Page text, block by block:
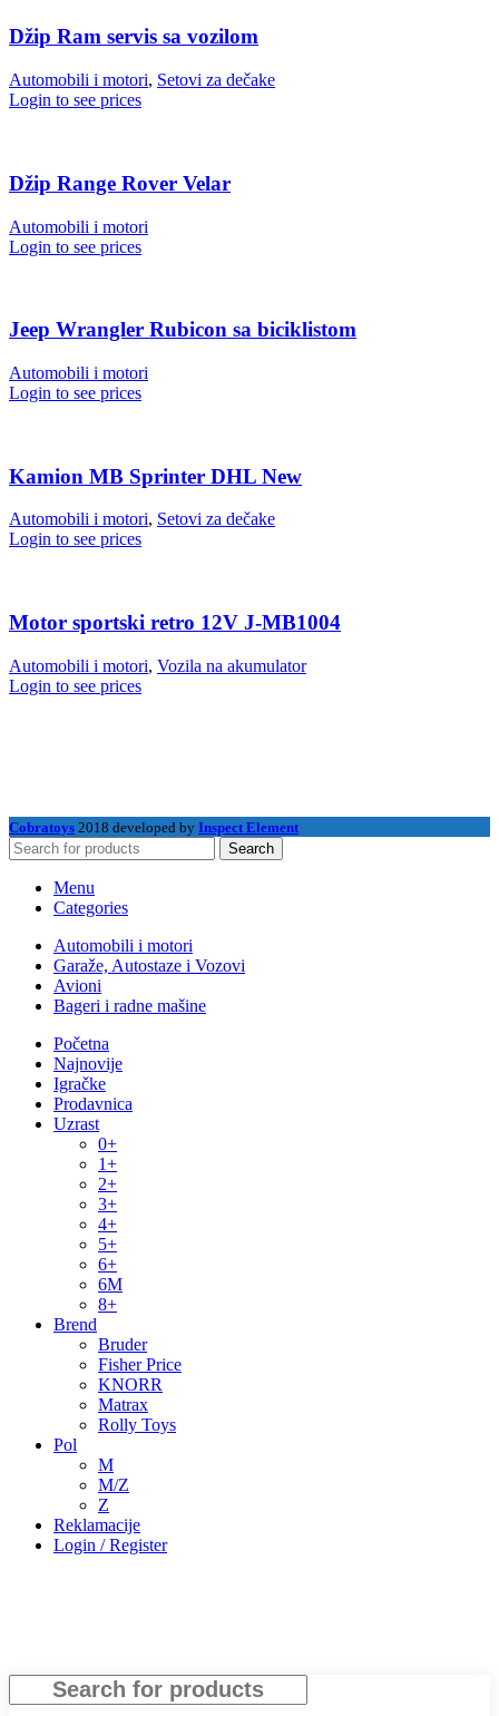
Džip Ram servis sa vozilom
Automobili i motori, Setovi za dečake
Login to see prices
Džip Range Rover Velar
Automobili i motori
Login to see prices
Jeep Wrangler Rubicon sa biciklistom
Automobili i motori
Login to see prices
Kamion MB Sprinter DHL New
Automobili i motori, Setovi za dečake
Login to see prices
Motor sportski retro 12V J-MB1004
Automobili i motori, Vozila na akumulator
Login to see prices
Cobratoys 2018 developed by Inspect Element
Search
Menu
Categories
Automobili i motori
Garaže, Autostaze i Vozovi
Avioni
Bageri i radne mašine
Početna
Najnovije
Igračke
Prodavnica
Uzrast
0+
1+
2+
3+
4+
5+
6+
6M
8+
Brend
Bruder
Fisher Price
KNORR
Matrax
Rolly Toys
Pol
M
M/Z
Z
Reklamacije
Login / Register